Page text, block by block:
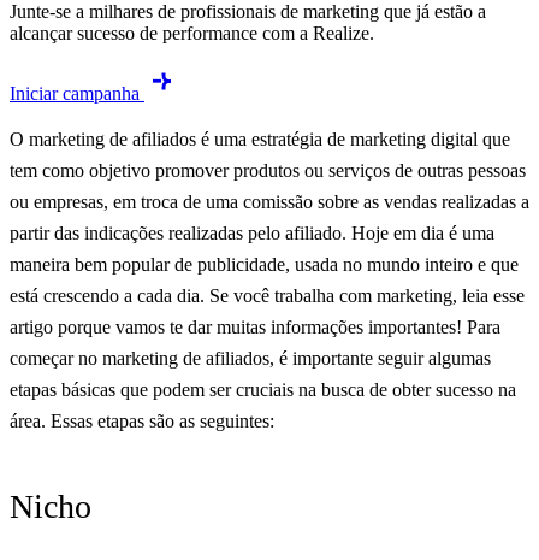
Junte-se a milhares de profissionais de marketing que já estão a
alcançar sucesso de performance com a Realize.
Iniciar campanha
O marketing de afiliados é uma estratégia de marketing digital que
tem como objetivo promover produtos ou serviços de outras pessoas
ou empresas, em troca de uma comissão sobre as vendas realizadas a
partir das indicações realizadas pelo afiliado. Hoje em dia é uma
maneira bem popular de publicidade, usada no mundo inteiro e que
está crescendo a cada dia. Se você trabalha com marketing, leia esse
artigo porque vamos te dar muitas informações importantes! Para
começar no marketing de afiliados, é importante seguir algumas
etapas básicas que podem ser cruciais na busca de obter sucesso na
área. Essas etapas são as seguintes:
Nicho